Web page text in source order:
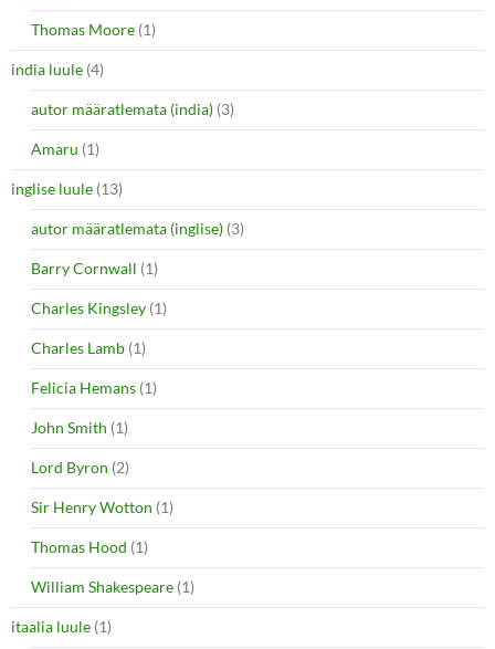
Thomas Moore (1)
india luule (4)
autor määratlemata (india) (3)
Amaru (1)
inglise luule (13)
autor määratlemata (inglise) (3)
Barry Cornwall (1)
Charles Kingsley (1)
Charles Lamb (1)
Felicia Hemans (1)
John Smith (1)
Lord Byron (2)
Sir Henry Wotton (1)
Thomas Hood (1)
William Shakespeare (1)
itaalia luule (1)